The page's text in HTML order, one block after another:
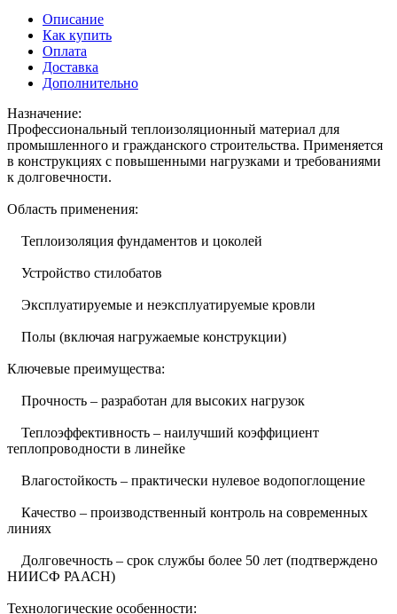
Описание
Как купить
Оплата
Доставка
Дополнительно
Назначение:
Профессиональный теплоизоляционный материал для
промышленного и гражданского строительства. Применяется
в конструкциях с повышенными нагрузками и требованиями
к долговечности.
Область применения:
Теплоизоляция фундаментов и цоколей
Устройство стилобатов
Эксплуатируемые и неэксплуатируемые кровли
Полы (включая нагружаемые конструкции)
Ключевые преимущества:
Прочность – разработан для высоких нагрузок
Теплоэффективность – наилучший коэффициент
теплопроводности в линейке
Влагостойкость – практически нулевое водопоглощение
Качество – производственный контроль на современных
линиях
Долговечность – срок службы более 50 лет (подтверждено
НИИСФ РААСН)
Технологические особенности: